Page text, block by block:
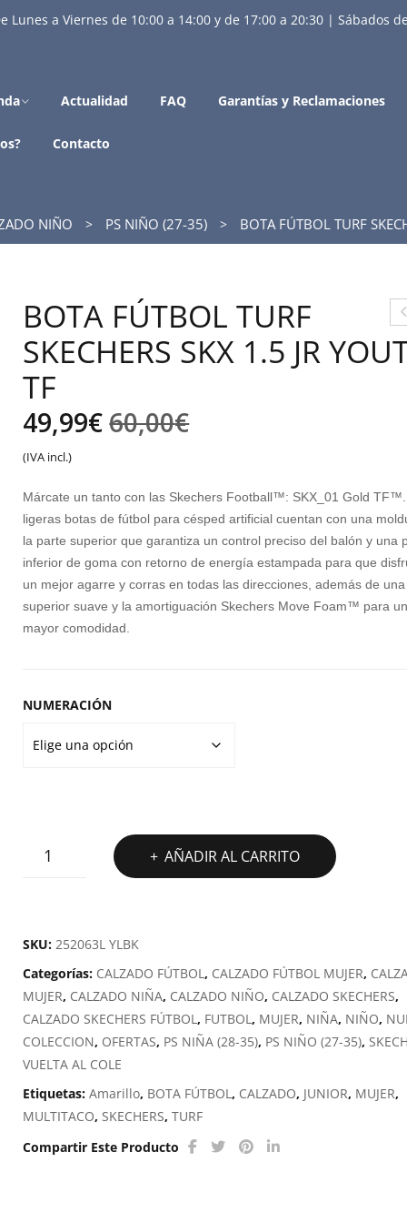
Lunes a Viernes de 10:00 a 14:00 y de 17:00 a 20:30 | Sábados
Actualidad FAQ Garantías y Reclamaciones
Contacto
NIÑO PS NIÑO (27-35) BOTA FÚTBOL TURF
A
5
BOTA FÚTBOL TURF
SKECHERS SKX 1.5 JR
TF
60,00€El
original
era:
60,00€.
49,99€
El
actual
es:
49,99€.
(IVA incl.)
Márcate un tanto con las Skechers Football™: SKX_01 Gold
ligeras botas de fútbol para césped artificial cuentan con una
la parte superior que garantiza un control preciso del balón y una
inferior de goma con retorno de energía estampada para que
un mejor agarre y corras en todas las direcciones, además de
superior suave y la amortiguación Skechers Move Foam™ para
mayor comodidad.
NUMERACIÓN
BOTA
SKX
JR
YOUTH
TF
cantidad
AÑADIR AL CARRITO
SKU:252063L YLBK
Categorías: CALZADO FÚTBOL, CALZADO FÚTBOL MUJER,
MUJER, CALZADO NIÑA, CALZADO NIÑO, CALZADO SKECHERS,
CALZADO SKECHERS FÚTBOL, FUTBOL, MUJER, NIÑA, NIÑO,
COLECCION, OFERTAS, PS NIÑA (28-35), PS NIÑO (27-35),
VUELTA AL COLE
Etiquetas:Amarillo, BOTA FÚTBOL, CALZADO, JUNIOR, MUJER,
MULTITACO,SKECHERS,TURF
Compartir Este Producto